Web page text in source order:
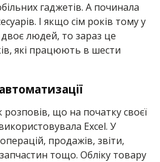
гаджетів. А починала
І якщо сім років тому у
людей, то зараз це
які працюють в шести
що на початку своєї
Excel. У
продажів, звіти,
тощо. Обліку товару